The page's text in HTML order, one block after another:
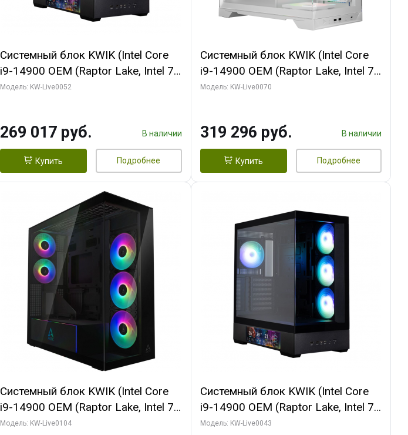
Системный блок KWIK (Intel Core
i9-14900 OEM (Raptor Lake, Intel 7,
C24 16EC/8PC// 64 ГБ ОЗУ (2
256bit 3xDP HD/ 512 ГБ SSD)
Модель: KW-Live0052
269 017 руб. В наличии
Купить Подробнее
Системный блок KWIK (Intel Core
i9-14900 OEM (Raptor Lake, Intel 7,
C24 16EC/8PC// 64 ГБ ОЗУ (2
GDDR7 256bit/ 960 ГБ SSD)
Модель: KW-Live0070
319 296 руб. В наличии
Купить Подробнее
Системный блок KWIK (Intel Core
i9-14900 OEM (Raptor Lake, Intel 7,
C24 16EC/8PC// 64 ГБ ОЗУ (2
Модель: KW-Live0104
Системный блок KWIK (Intel Core
i9-14900 OEM (Raptor Lake, Intel 7,
C24 16EC/8PC// 16 ГБ ОЗУ (2
Модель: KW-Live0043